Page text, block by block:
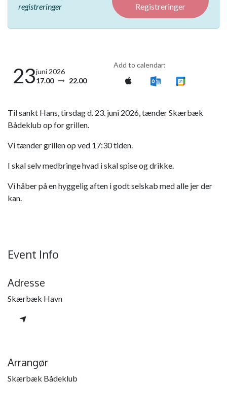
registreringer
Registreringer
23juni 2026
17.00
22.00
Add to calendar:
Til sankt Hans, tirsdag d. 23. juni 2026, tænder Skærbæk
Bådeklub op for grillen.
Vi tænder grillen op ved 17:30 tiden.
I skal selv medbringe hvad i skal spise og drikke.
Vi håber på en hyggelig aften i godt selskab med alle jer der
kan.
Event Info
Adresse
Skærbæk Havn
Arrangør
Skærbæk Bådeklub